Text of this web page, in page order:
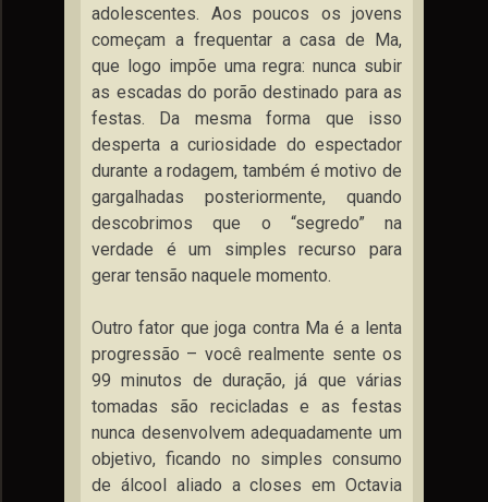
adolescentes. Aos poucos os jovens
começam a frequentar a casa de Ma,
que logo impõe uma regra: nunca subir
as escadas do porão destinado para as
festas. Da mesma forma que isso
desperta a curiosidade do espectador
durante a rodagem, também é motivo de
gargalhadas posteriormente, quando
descobrimos que o “segredo” na
verdade é um simples recurso para
gerar tensão naquele momento.
Outro fator que joga contra Ma é a lenta
progressão – você realmente sente os
99 minutos de duração, já que várias
tomadas são recicladas e as festas
nunca desenvolvem adequadamente um
objetivo, ficando no simples consumo
de álcool aliado a closes em Octavia